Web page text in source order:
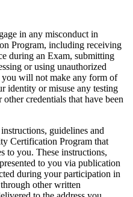
in any misconduct in
Program, including receiving
during an Exam, submitting
or using unauthorized
you will not make any form of
identity or misuse any testing
credentials that have been
guidelines and
Certification Program that
to you. These instructions,
to you via publication
during your participation in
other written